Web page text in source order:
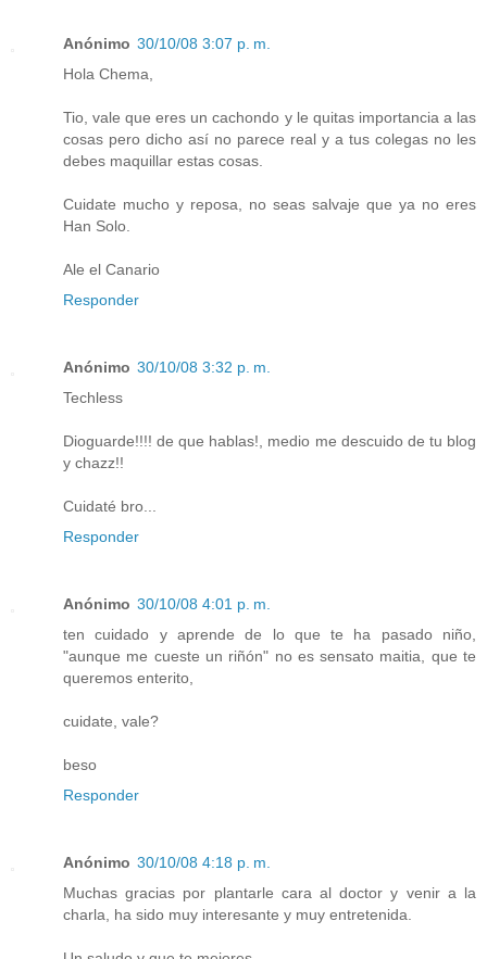
Anónimo 30/10/08 3:07 p. m.
Hola Chema,
Tio, vale que eres un cachondo y le quitas importancia a las
cosas pero dicho así no parece real y a tus colegas no les
debes maquillar estas cosas.
Cuidate mucho y reposa, no seas salvaje que ya no eres
Han Solo.
Ale el Canario
Responder
Anónimo 30/10/08 3:32 p. m.
Techless
Dioguarde!!!! de que hablas!, medio me descuido de tu blog
y chazz!!
Cuidaté bro...
Responder
Anónimo 30/10/08 4:01 p. m.
ten cuidado y aprende de lo que te ha pasado niño,
"aunque me cueste un riñón" no es sensato maitia, que te
queremos enterito,
cuidate, vale?
beso
Responder
Anónimo 30/10/08 4:18 p. m.
Muchas gracias por plantarle cara al doctor y venir a la
charla, ha sido muy interesante y muy entretenida.